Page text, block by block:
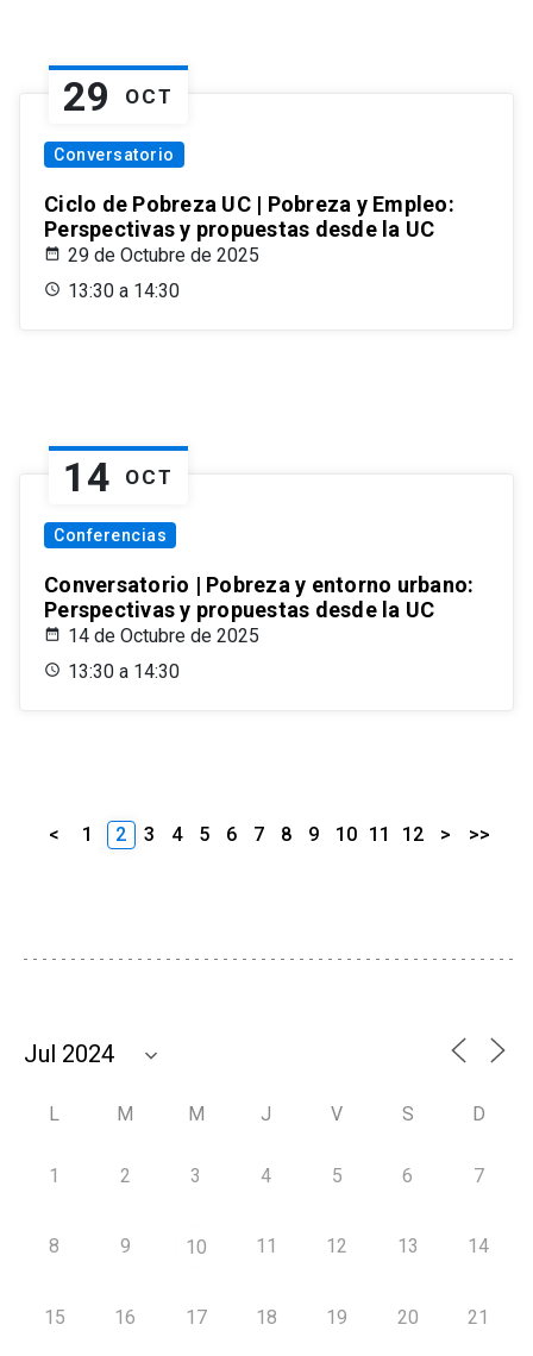
29 OCT
Conversatorio
Ciclo de Pobreza UC | Pobreza y Empleo:
Perspectivas y propuestas desde la UC
29 de Octubre de 2025
13:30 a 14:30
14 OCT
Conferencias
Conversatorio | Pobreza y entorno urbano:
Perspectivas y propuestas desde la UC
14 de Octubre de 2025
13:30 a 14:30
< 1 2 3 4 5 6 7 8 9 10 11 12 > >>
L M M J V S D
1 2 3 4 5 6 7
8 9 10 11 12 13 14
15 16 17 18 19 20 21